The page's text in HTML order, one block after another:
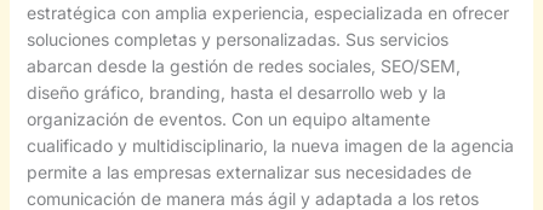
estratégica con amplia experiencia, especializada en ofrecer
soluciones completas y personalizadas. Sus servicios
abarcan desde la gestión de redes sociales, SEO/SEM,
diseño gráfico, branding, hasta el desarrollo web y la
organización de eventos. Con un equipo altamente
cualificado y multidisciplinario, la nueva imagen de la agencia
permite a las empresas externalizar sus necesidades de
comunicación de manera más ágil y adaptada a los retos